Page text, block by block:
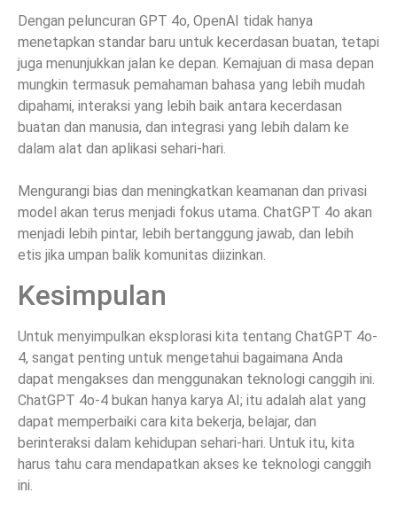
Dengan peluncuran GPT 4o, OpenAI tidak hanya
menetapkan standar baru untuk kecerdasan buatan, tetapi
juga menunjukkan jalan ke depan. Kemajuan di masa depan
mungkin termasuk pemahaman bahasa yang lebih mudah
dipahami, interaksi yang lebih baik antara kecerdasan
buatan dan manusia, dan integrasi yang lebih dalam ke
dalam alat dan aplikasi sehari-hari.
Mengurangi bias dan meningkatkan keamanan dan privasi
model akan terus menjadi fokus utama. ChatGPT 4o akan
menjadi lebih pintar, lebih bertanggung jawab, dan lebih
etis jika umpan balik komunitas diizinkan.
Kesimpulan
Untuk menyimpulkan eksplorasi kita tentang ChatGPT 4o-
4, sangat penting untuk mengetahui bagaimana Anda
dapat mengakses dan menggunakan teknologi canggih ini.
ChatGPT 4o-4 bukan hanya karya AI; itu adalah alat yang
dapat memperbaiki cara kita bekerja, belajar, dan
berinteraksi dalam kehidupan sehari-hari. Untuk itu, kita
harus tahu cara mendapatkan akses ke teknologi canggih
ini.